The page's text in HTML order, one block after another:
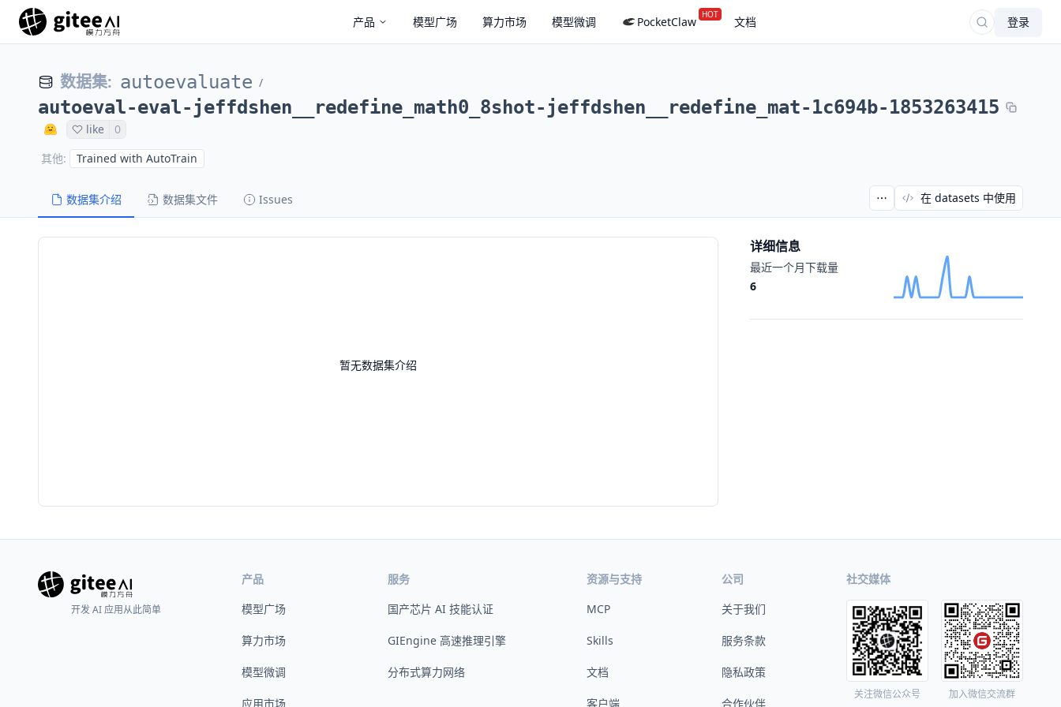
产品 模型广场 算力市场 模型微调 PocketClaw HOT 文档 登录
数据集: autoevaluate /
autoeval-eval-jeffdshen__redefine_math0_8shot-jeffdshen__redefine_mat-1c694b-1853263415
like
0
其他: Trained with AutoTrain
数据集介绍 数据集文件 Issues 在 datasets 中使用
暂无数据集介绍
详细信息
最近一个月下载量
6
开发 AI 应用从此简单
产品
模型广场
算力市场
模型微调
应用市场
服务
国产芯片 AI 技能认证
GIEngine 高速推理引擎
分布式算力网络
资源与支持
MCP
Skills
文档
客户端
公司
关于我们
服务条款
隐私政策
合作伙伴
社交媒体
关注微信公众号 加入微信交流群